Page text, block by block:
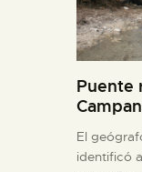
Puente
El
identificó